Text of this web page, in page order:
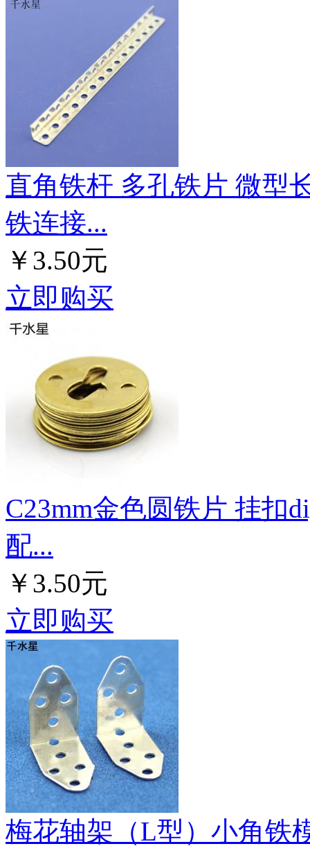
直角铁杆 多孔铁片 微型
铁连接...
￥3.50元
立即购买
C23mm金色圆铁片 挂扣
配...
￥3.50元
立即购买
梅花轴架（L型）小角铁